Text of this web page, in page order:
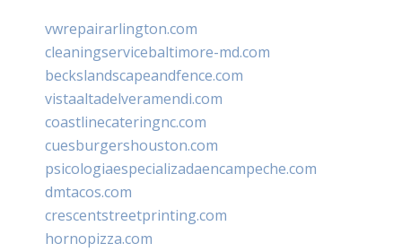
vwrepairarlington.com
cleaningservicebaltimore-md.com
beckslandscapeandfence.com
vistaaltadelveramendi.com
coastlinecateringnc.com
cuesburgershouston.com
psicologiaespecializadaencampeche.com
dmtacos.com
crescentstreetprinting.com
hornopizza.com